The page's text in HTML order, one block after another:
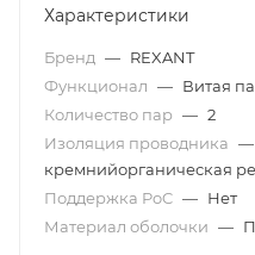
Характеристики
Бренд — REXANT
Функционал — Витая
Количество пар — 2
Изоляция проводника —
кремнийорганическая
Поддержка PoC — Нет
Материал оболочки —